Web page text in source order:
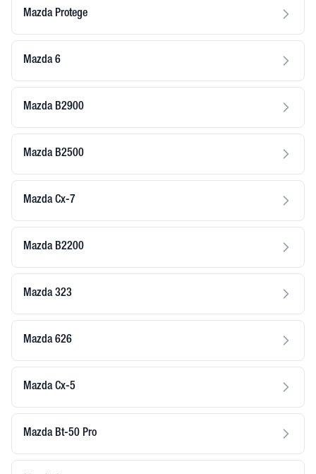
Mazda Protege
Mazda 6
Mazda B2900
Mazda B2500
Mazda Cx-7
Mazda B2200
Mazda 323
Mazda 626
Mazda Cx-5
Mazda Bt-50 Pro